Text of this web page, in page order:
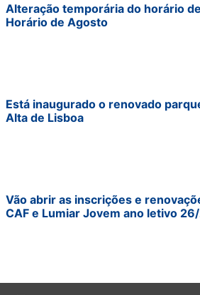
Alteração temporária do horário
Horário de Agosto
Está inaugurado o renovado
Alta de Lisboa
Vão abrir as inscrições e
CAF e Lumiar Jovem ano letivo